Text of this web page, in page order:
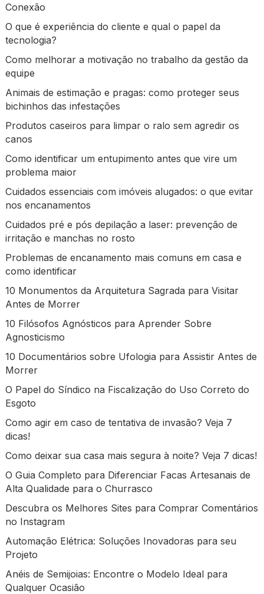
Conexão
O que é experiência do cliente e qual o papel da
tecnologia?
Como melhorar a motivação no trabalho da gestão da
equipe
Animais de estimação e pragas: como proteger seus
bichinhos das infestações
Produtos caseiros para limpar o ralo sem agredir os
canos
Como identificar um entupimento antes que vire um
problema maior
Cuidados essenciais com imóveis alugados: o que evitar
nos encanamentos
Cuidados pré e pós depilação a laser: prevenção de
irritação e manchas no rosto
Problemas de encanamento mais comuns em casa e
como identificar
10 Monumentos da Arquitetura Sagrada para Visitar
Antes de Morrer
10 Filósofos Agnósticos para Aprender Sobre
Agnosticismo
10 Documentários sobre Ufologia para Assistir Antes de
Morrer
O Papel do Síndico na Fiscalização do Uso Correto do
Esgoto
Como agir em caso de tentativa de invasão? Veja 7
dicas!
Como deixar sua casa mais segura à noite? Veja 7 dicas!
O Guia Completo para Diferenciar Facas Artesanais de
Alta Qualidade para o Churrasco
Descubra os Melhores Sites para Comprar Comentários
no Instagram
Automação Elétrica: Soluções Inovadoras para seu
Projeto
Anéis de Semijoias: Encontre o Modelo Ideal para
Qualquer Ocasião